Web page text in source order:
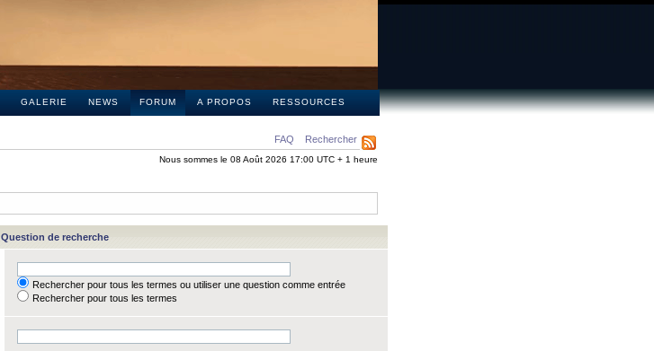
GALERIE NEWS FORUM A PROPOS RESSOURCES
FAQ Rechercher
Nous sommes le 08 Août 2026 17:00 UTC + 1 heure
Question de recherche
Rechercher pour tous les termes ou utiliser une question comme entrée
Rechercher pour tous les termes